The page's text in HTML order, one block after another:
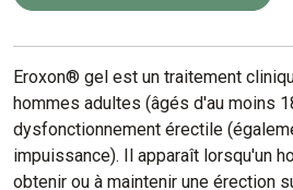
Eroxon® gel est un traitement
hommes adultes (âgés d'au moins
dysfonctionnement érectile
impuissance). Il apparaît lorsqu'un
obtenir ou à maintenir une érection